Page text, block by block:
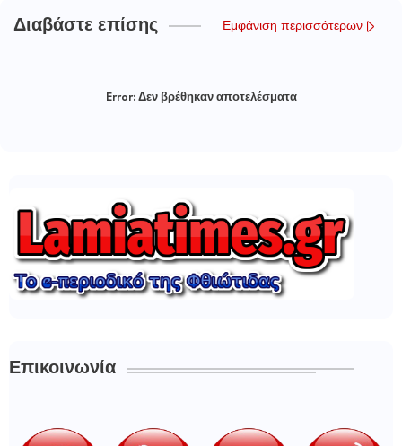
Διαβάστε επίσης Εμφάνιση περισσότερων
Error:Δεν βρέθηκαν αποτελέσματα
Επικοινωνία